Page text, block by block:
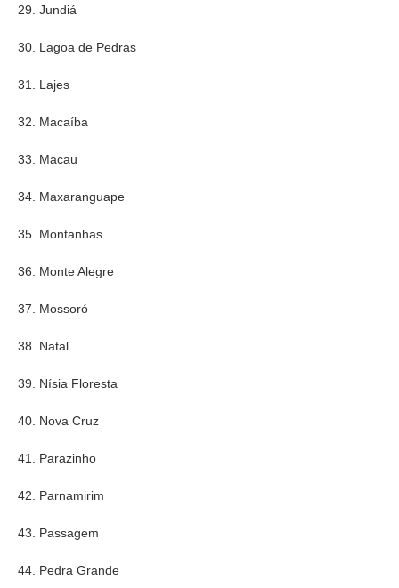
29. Jundiá
30. Lagoa de Pedras
31. Lajes
32. Macaíba
33. Macau
34. Maxaranguape
35. Montanhas
36. Monte Alegre
37. Mossoró
38. Natal
39. Nísia Floresta
40. Nova Cruz
41. Parazinho
42. Parnamirim
43. Passagem
44. Pedra Grande